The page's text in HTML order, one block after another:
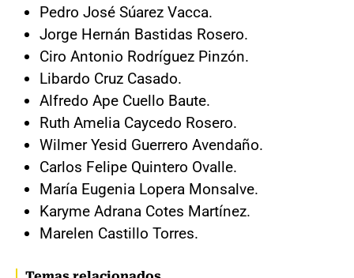
Pedro José Súarez Vacca.
Jorge Hernán Bastidas Rosero.
Ciro Antonio Rodríguez Pinzón.
Libardo Cruz Casado.
Alfredo Ape Cuello Baute.
Ruth Amelia Caycedo Rosero.
Wilmer Yesid Guerrero Avendaño.
Carlos Felipe Quintero Ovalle.
María Eugenia Lopera Monsalve.
Karyme Adrana Cotes Martínez.
Marelen Castillo Torres.